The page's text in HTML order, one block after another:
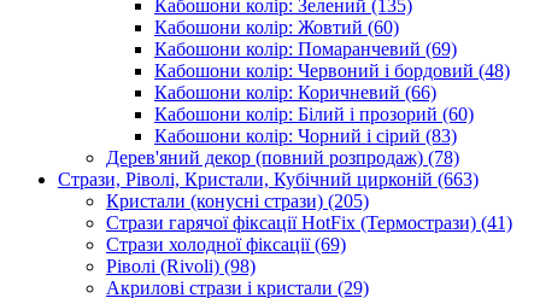
Кабошони колір: Зелений (135)
Кабошони колір: Жовтий (60)
Кабошони колір: Помаранчевий (69)
Кабошони колір: Червоний і бордовий (48)
Кабошони колір: Коричневий (66)
Кабошони колір: Білий і прозорий (60)
Кабошони колір: Чорний і сірий (83)
Дерев'яний декор (повний розпродаж) (78)
Стрази, Ріволі, Кристали, Кубічний цирконій (663)
Кристали (конусні стрази) (205)
Стрази гарячої фіксації HotFix (Термострази) (41)
Стрази холодної фіксації(69)
Ріволі (Rivoli) (98)
Акрилові стрази і кристали (29)